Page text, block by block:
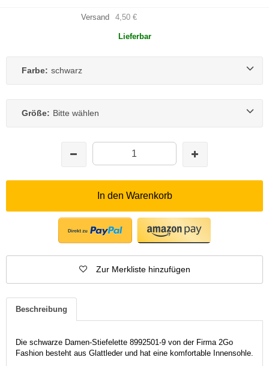
Versand 4,50 €
Lieferbar
Farbe: schwarz
Größe: Bitte wählen
In den Warenkorb
Zur Merkliste hinzufügen
Beschreibung
Die schwarze Damen-Stiefelette 8992501-9 von der Firma 2Go
Fashion besteht aus Glattleder und hat eine komfortable Innensohle.